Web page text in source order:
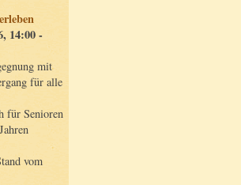
14:00 -
mit
für alle
für Senioren
vom